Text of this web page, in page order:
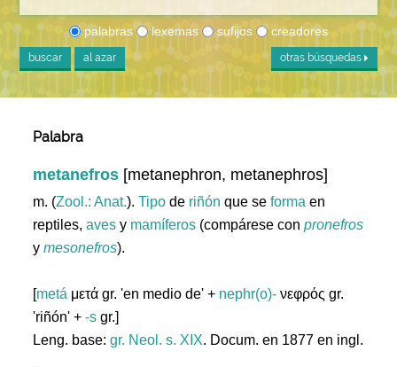
palabras lexemas sufijos creadores
buscar al azar otras búsquedas
Palabra
metanefros [metanephron, metanephros]
m. (Zool.: Anat.).Tipo de riñón que seforma en
reptiles,aves y mamíferos (compárese conpronefros
ymesonefros).
[metá μετά gr. 'en medio de' + nephr(o)- νεφρός gr.
'riñón' +-s gr.]
Leng. base:gr. Neol. s. XIX. Docum. en 1877 en ingl.